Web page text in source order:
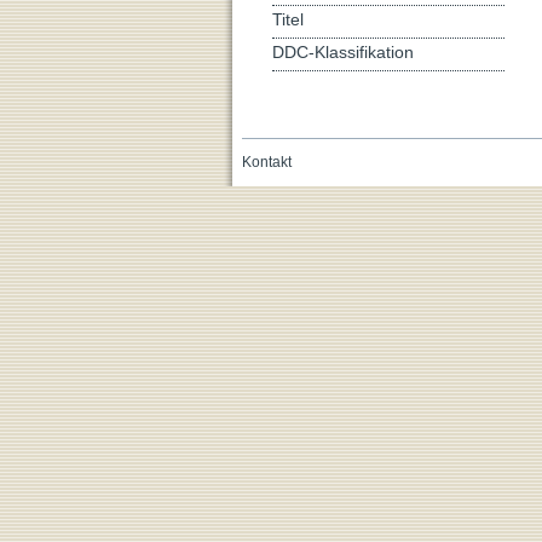
Titel
DDC-Klassifikation
Kontakt